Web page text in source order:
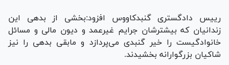
رییس دادگستری گنبدکاووس افزود:بخشی از بدهی این
زندانیان که بیشترشان جرایم غیرعمد و دیون مالی و مسائل
خانوادگیست را خیر گنبدی می‌پردازد و مابقی بدهی را نیز
شاکیان بزرگوارانه بخشیدند.